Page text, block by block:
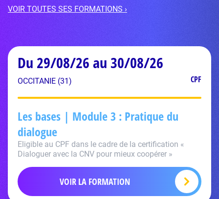
VOIR TOUTES SES FORMATIONS ›
Du 29/08/26 au 30/08/26
OCCITANIE (31) CPF
Les bases | Module 3 : Pratique du
dialogue
Eligible au CPF dans le cadre de la certification «
Dialoguer avec la CNV pour mieux coopérer »
VOIR LA FORMATION